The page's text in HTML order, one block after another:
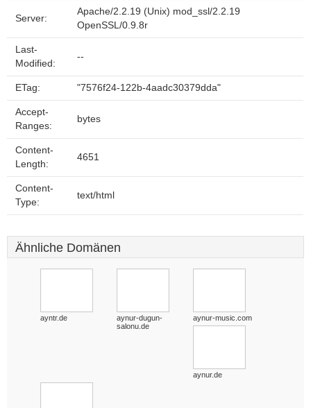
Server:
Apache/2.2.19 (Unix) mod_ssl/2.2.19
OpenSSL/0.9.8r
Last-
Modified:
--
ETag: "7576f24-122b-4aadc30379dda"
Accept-
Ranges:
bytes
Content-
Length:
4651
Content-
Type:
text/html
Ähnliche Domänen
ayntr.de
aynur-dugun-
salonu.de
aynur-music.com
aynur.de